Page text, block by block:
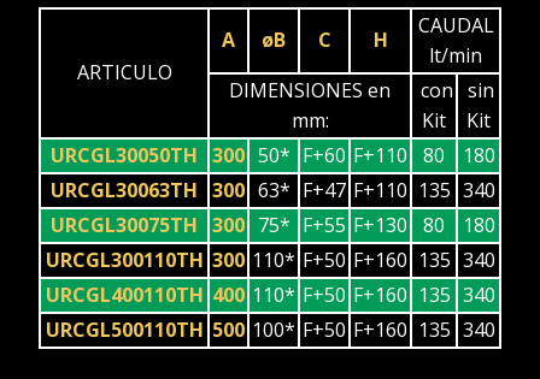
ARTICULO
A øB C H
CAUDAL
lt/min
DIMENSIONES en
mm:
con
Kit
sin
Kit
URCGL30050TH 300 50* F+60 F+110 80
180
URCGL30063TH 300 63* F+47 F+110 135 340
URCGL30075TH 300 75* F+55 F+130 80
180
URCGL300110TH 300 110* F+50 F+160 135 340
URCGL400110TH 400 110* F+50 F+160 135 340
URCGL500110TH 500 100* F+50 F+160 135 340